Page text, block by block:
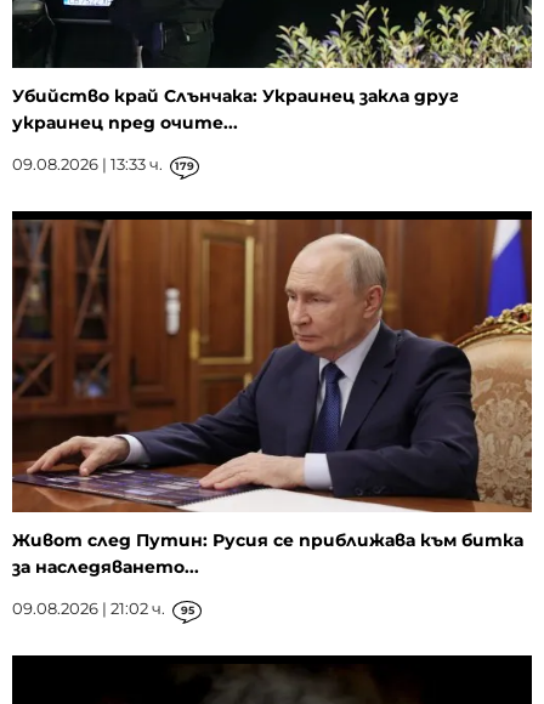
Убийство край Слънчака: Украинец закла друг
украинец пред очите...
09.08.2026 | 13:33 ч. 179
Живот след Путин: Русия се приближава към битка
за наследяването...
09.08.2026 | 21:02 ч. 95